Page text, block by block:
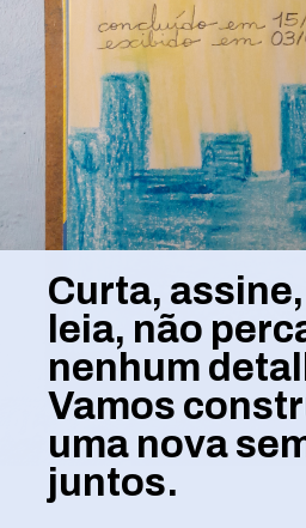
Curta,
leia, não
nenhum
Vamos
uma nova
juntos.